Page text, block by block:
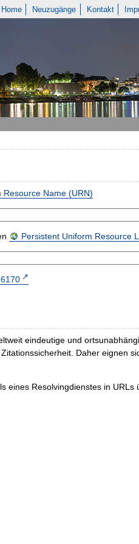
Home Neuzugänge Kontakt
Resource Name (URN)
Persistent Uniform Resource
eindeutige und
Zitationssicherheit. Daher eignen
Resolvingdienstes in